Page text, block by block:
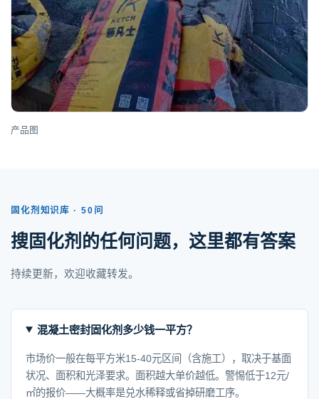
产品图
固化剂知识库 · 50问
搜固化剂的任何问题，这里都有答案
持续更新，欢迎收藏转发。
混凝土密封固化剂多少钱一平方？
市场价一般在每平方米15-40元区间（含施工），取决于基面
状况、面积和光泽要求。面积越大单价越低。警惕低于12元/
㎡的报价——大概率是兑水稀释或省掉研磨工序。